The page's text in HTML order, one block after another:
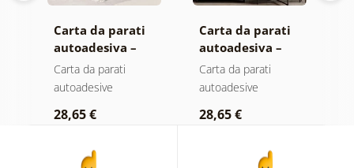
Carta da parati
autoadesiva –
Foglie con
sfumatura
Carta da parati
autoadesive
28,65 €
Carta da parati
autoadesiva –
Foresta nella
nebbia
Carta da parati
autoadesive
28,65 €